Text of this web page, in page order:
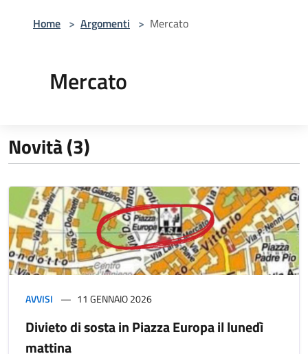
Home > Argomenti > Mercato
Mercato
Novità (3)
AVVISI 11 GENNAIO 2026
Divieto di sosta in Piazza Europa il lunedì
mattina